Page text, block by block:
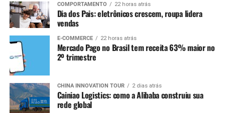
COMPORTAMENTO 22 horas atrás
Dia dos Pais: eletrônicos crescem, roupa lidera
vendas
E-COMMERCE 22 horas atrás
Mercado Pago no Brasil tem receita 63% maior no
2º trimestre
CHINA INNOVATION TOUR 2 dias atrás
Cainiao Logistics: como a Alibaba construiu sua
rede global